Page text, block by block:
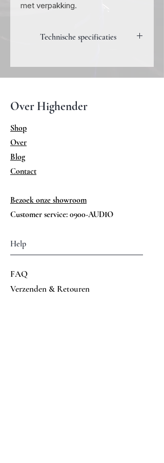
met verpakking.
Technische specificaties
2 maal 600 watt aan 4
Gewicht 30 Kg
Over Highender
Shop
Over
Blog
Contact
Bezoek onze showroom
Customer service: 0900-AUDIO
Help
FAQ
Verzenden & Retouren